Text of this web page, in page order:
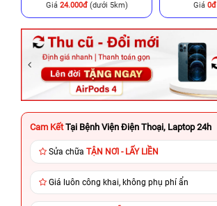
Giá 24.000đ(dưới 5km) Giá 0đ
Cam Kết Tại Bệnh Viện Điện Thoại, Laptop 24h
Sửa chữa TẬN NƠI - LẤY LIỀN
Giá luôn công khai, không phụ phí ẩn